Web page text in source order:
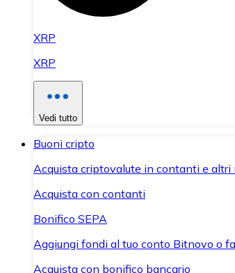
XRP
XRP
Vedi tutto
Buoni cripto
Acquista criptovalute in contanti e altri
Acquista con contanti
Bonifico SEPA
Aggiungi fondi al tuo conto Bitnovo o
Acquista con bonifico bancario